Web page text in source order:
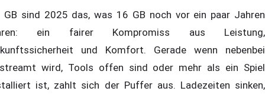
GB sind 2025 das, was 16 GB noch vor ein paar Jahren
ein fairer Kompromiss aus Leistung,
und Komfort. Gerade wenn nebenbei
wird, Tools offen sind oder mehr als ein Spiel
ist, zahlt sich der Puffer aus. Ladezeiten sinken,